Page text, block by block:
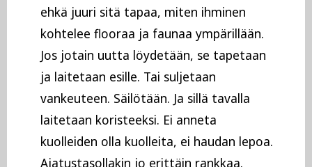
ehkä juuri sitä tapaa, miten ihminen
kohtelee flooraa ja faunaa ympärillään.
Jos jotain uutta löydetään, se tapetaan
ja laitetaan esille. Tai suljetaan
vankeuteen. Säilötään. Ja sillä tavalla
laitetaan koristeeksi. Ei anneta
kuolleiden olla kuolleita, ei haudan lepoa.
Ajatustasollakin jo erittäin rankkaa.